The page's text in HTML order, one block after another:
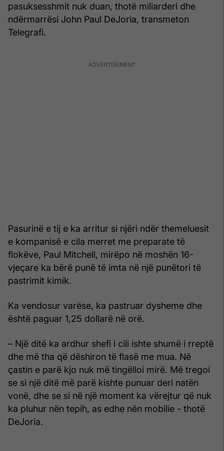
pasuksesshmit nuk duan, thotë miliarderi dhe
ndërmarrësi John Paul DeJoria, transmeton
Telegrafi.
Pasurinë e tij e ka arritur si njëri ndër themeluesit
e kompanisë e cila merret me preparate të
flokëve, Paul Mitchell, mirëpo në moshën 16-
vjeçare ka bërë punë të imta në një punëtori të
pastrimit kimik.
Ka vendosur varëse, ka pastruar dysheme dhe
është paguar 1,25 dollarë në orë.
– Një ditë ka ardhur shefi i cili ishte shumë i rreptë
dhe më tha që dëshiron të flasë me mua. Në
çastin e parë kjo nuk më tingëlloi mirë. Më tregoi
se si një ditë më parë kishte punuar deri natën
vonë, dhe se si në një moment ka vërejtur që nuk
ka pluhur nën tepih, as edhe nën mobilie - thotë
DeJoria.